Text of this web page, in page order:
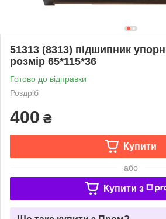
51313 (8313) підшипник
розмір 65*115*36
Готово до відправки
Роздріб
400 ₴
Купити
або
Купити з